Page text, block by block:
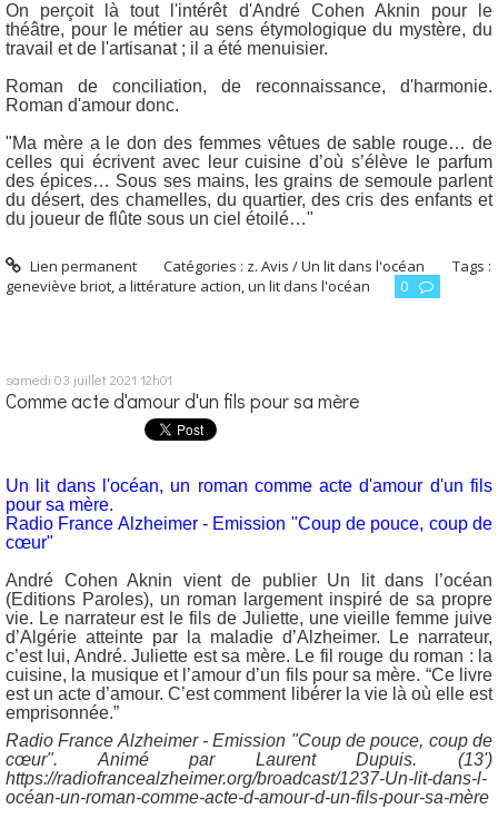
On perçoit là tout l'intérêt d'André Cohen Aknin pour le
théâtre, pour le métier au sens étymologique du mystère, du
travail et de l'artisanat ; il a été menuisier.
Roman de conciliation, de reconnaissance, d'harmonie.
Roman d'amour donc.
"Ma mère a le don des femmes vêtues de sable rouge… de
celles qui écrivent avec leur cuisine d’où s’élève le parfum
des épices… Sous ses mains, les grains de semoule parlent
du désert, des chamelles, du quartier, des cris des enfants et
du joueur de flûte sous un ciel étoilé…"
Lien permanent Catégories : z. Avis / Un lit dans l'océan
Tags :
geneviève briot, a littérature action,un lit dans l'océan 0
samedi 03 juillet 2021 12h01
Comme acte d'amour d'un fils pour sa mère
Un lit dans l'océan, un roman comme acte d'amour d'un fils
pour sa mère.
Radio France Alzheimer - Emission "Coup de pouce, coup de
cœur"
André Cohen Aknin vient de publier Un lit dans l’océan
(Editions Paroles), un roman largement inspiré de sa propre
vie. Le narrateur est le fils de Juliette, une vieille femme juive
d’Algérie atteinte par la maladie d’Alzheimer. Le narrateur,
c’est lui, André. Juliette est sa mère. Le fil rouge du roman : la
cuisine, la musique et l’amour d’un fils pour sa mère. “Ce livre
est un acte d’amour. C’est comment libérer la vie là où elle est
emprisonnée.”
Radio France Alzheimer - Emission "Coup de pouce, coup de
cœur". Animé par Laurent Dupuis. (13')
https://radiofrancealzheimer.org/broadcast/1237-Un-lit-dans-l-
océan-un-roman-comme-acte-d-amour-d-un-fils-pour-sa-mère